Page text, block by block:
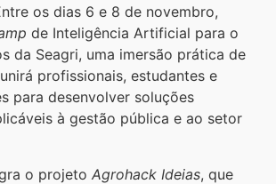
os dias 6 e 8 de novembro,
de Inteligência Artificial para o
da Seagri, uma imersão prática de
profissionais, estudantes e
para desenvolver soluções
à gestão pública e ao setor
o projeto Agrohack Ideias, que